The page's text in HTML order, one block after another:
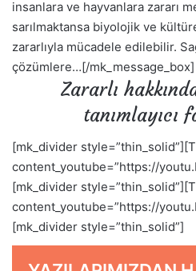
insanlara ve hayvanlara zararı
sarılmaktansa biyolojik ve
zararlıyla mücadele edilebilir.
çözümlere…[/mk_message_box]
Zararlı
tanımlayıcı
[mk_divider
content_youtube=”https://
[mk_divider
content_youtube=”https://
[mk_divider style=”thin_solid”]